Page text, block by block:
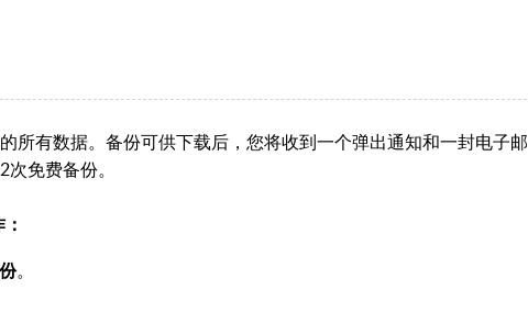
所有数据。备份可供下载后，您将收到一个弹出通知和一封电子邮
免费备份。
。